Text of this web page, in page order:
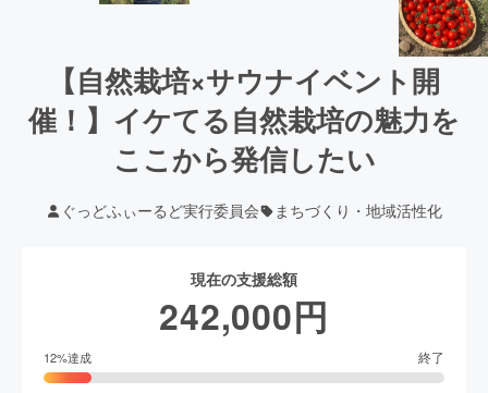
【自然栽培×サウナイベント開
催！】イケてる自然栽培の魅力を
ここから発信したい
ぐっどふぃーるど実行委員会 まちづくり・地域活性化
現在の支援総額
242,000円
12%達成 終了